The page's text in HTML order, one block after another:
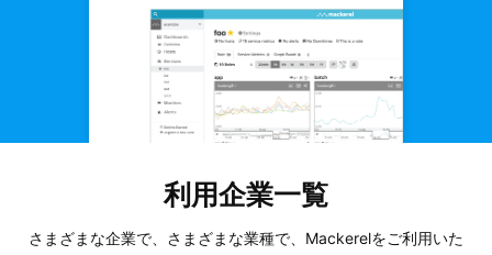
利用企業一覧
さまざまな企業で、さまざまな業種で、Mackerelをご利用いた